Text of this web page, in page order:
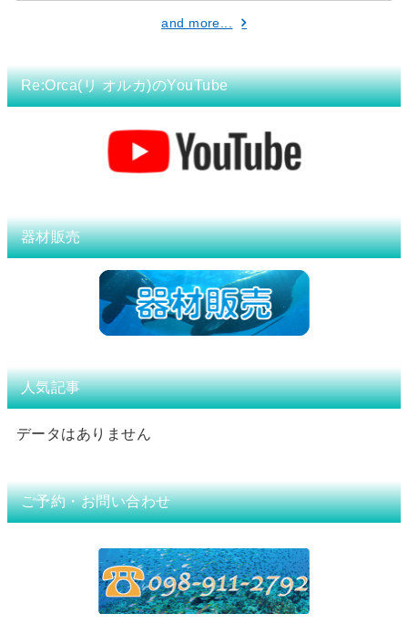
and more...
Re:Orca(リ オルカ)のYouTube
器材販売
人気記事
データはありません
ご予約・お問い合わせ